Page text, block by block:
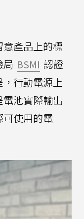
產品上的標
BSMI 認證
行動電源上
池實際輸出
使用的電